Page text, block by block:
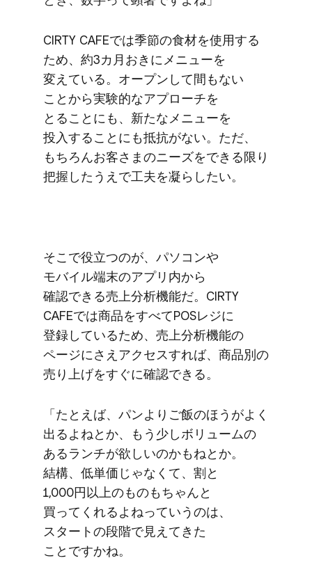
CIRTY CAFEでは​季節の​食材を​使用する​
ため、​約3カ月​おきに​メニューを​
変えている。​オープンして​間も​ない​
ことから​実験的な​アプローチを​
とることにも、​新たな​メニューを​
投入する​ことにも​抵抗が​ない。​ただ、​
もちろん​お客さまの​ニーズを​できる​限り​
把握したうえで​工夫を​凝らしたい。
そこで​役立つのが、​パソコンや​
モバイル端末の​アプリ内から​
確認できる売上分析機能だ。​CIRTY
CAFEでは​商品を​すべて​POSレジに​
登録している​ため、​売上分析機能の​
ページに​さえアクセスすれば、​商品別の​
売り上げを​すぐに​確認できる。
「たとえば、​パンより​ご飯の​ほうが​よく​
出る​よねとか、​もう​少し​ボリュームの​
ある​ランチが​欲しいのかもねとか。​
結構、​低単価じゃなくて、​割と​
1,000円以上の​ものもちゃんと​
買ってくれる​よねって​いうのは、​
スタートの​段階で​見えてきた​
ことですかね。